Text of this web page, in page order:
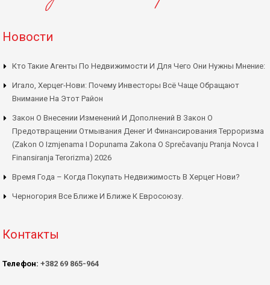
Новости
Кто Такие Агенты По Недвижимости И Для Чего Они Нужны Мнение:
Игало, Херцег-Нови: Почему Инвесторы Всё Чаще Обращают
Внимание На Этот Район
Закон О Внесении Изменений И Дополнений В Закон О
Предотвращении Отмывания Денег И Финансирования Терроризма
(Zakon O Izmjenama I Dopunama Zakona O Sprečavanju Pranja Novca I
Finansiranja Terorizma) 2026
Время Года – Когда Покупать Недвижимость В Херцег Нови?
Черногория Все Ближе И Ближе К Евросоюзу.
Контакты
Телефон: +382 69 865-964